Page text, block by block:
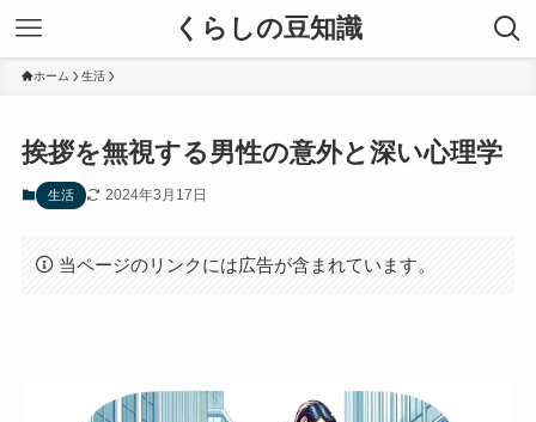
くらしの豆知識
ホーム 生活
挨拶を無視する男性の意外と深い心理学
生活 2024年3月17日
当ページのリンクには広告が含まれています。